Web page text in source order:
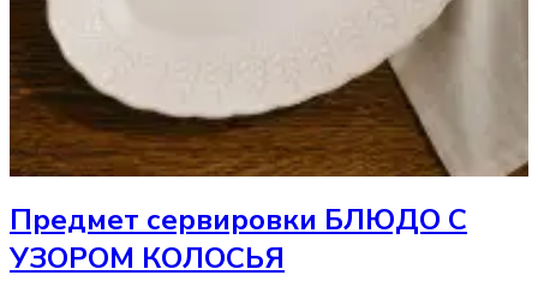
Предмет сервировки БЛЮДО С
УЗОРОМ КОЛОСЬЯ